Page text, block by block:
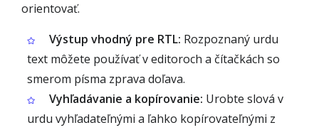
orientovať.
Výstup vhodný pre RTL: Rozpoznaný urdu
text môžete používať v editoroch a čítačkách so
smerom písma zprava doľava.
Vyhľadávanie a kopírovanie: Urobte slová v
urdu vyhľadateľnými a ľahko kopírovateľnými z